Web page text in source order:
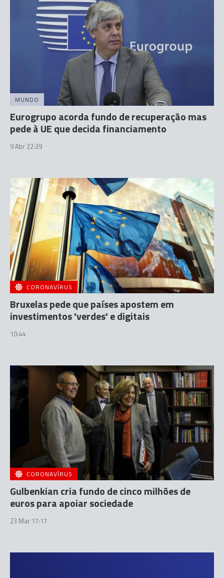
MUNDO
Eurogrupo acorda fundo de recuperação mas
pede à UE que decida financiamento
9 Abr 22:39
CORONAVÍRUS
Bruxelas pede que países apostem em
investimentos 'verdes' e digitais
10:44
CORONAVÍRUS
Gulbenkian cria fundo de cinco milhões de
euros para apoiar sociedade
23 Mar 17:17